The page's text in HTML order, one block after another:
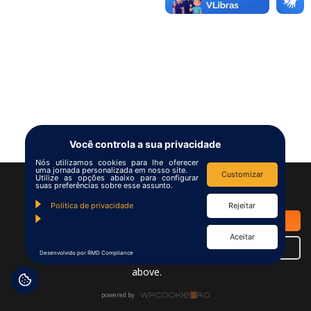
We use cookiesto improve your
provide additional functionality.
you consent to the statement
above.
OK
Details
powered by WPCookiePro
powered by
Você controla a sua privacidade
Nós utilizamos cookies para lhe oferecer
uma jornada personalizada em nosso site.
Utilize as opções abaixo para configurar
suas preferências sobre esse assunto.
Politica de privacidade
Customizar
Rejeitar
Aceitar
Desenvolvido por RMD Compliance